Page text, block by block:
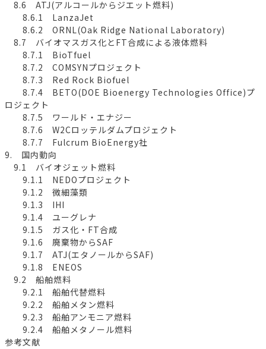
8.6 ATJ(アルコールからジエット燃料)
8.6.1 LanzaJet
8.6.2 ORNL(Oak Ridge National Laboratory)
8.7 バイオマスガス化とFT合成による液体燃料
8.7.1 BioTfuel
8.7.2 COMSYNプロジェクト
8.7.3 Red Rock Biofuel
8.7.4 BETO(DOE Bioenergy Technologies Office)プ
ロジェクト
8.7.5 ワールド・エナジー
8.7.6 W2Cロッテルダムプロジェクト
8.7.7 Fulcrum BioEnergy社
9. 国内動向
9.1 バイオジェット燃料
9.1.1 NEDOプロジェクト
9.1.2 微細藻類
9.1.3 IHI
9.1.4 ユーグレナ
9.1.5 ガス化・FT合成
9.1.6 廃棄物からSAF
9.1.7 ATJ(エタノールからSAF)
9.1.8 ENEOS
9.2 船舶燃料
9.2.1 船舶代替燃料
9.2.2 船舶メタン燃料
9.2.3 船舶アンモニア燃料
9.2.4 船舶メタノール燃料
参考文献